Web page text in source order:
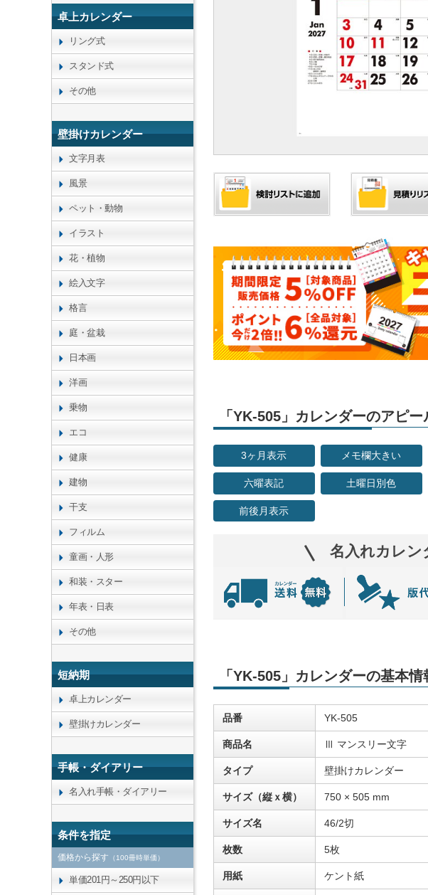
「YK-505」カレンダーのアピー
3ヶ月表示 メモ欄大きい
六曜表記 土曜日別色
前後月表示
名入れカレン
「YK-505」カレンダーの基本情
品番 YK-505
商品名 Ⅲ マンスリー文字
タイプ 壁掛けカレンダー
サイズ（縦ｘ横） 750 × 505 mm
サイズ名 46/2切
枚数 5枚
用紙 ケント紙
卓上カレンダー
リング式
スタンド式
その他
壁掛けカレンダー
文字月表
風景
ペット・動物
イラスト
花・植物
絵入文字
格言
庭・盆栽
日本画
洋画
乗物
エコ
健康
建物
干支
フィルム
童画・人形
和装・スター
年表・日表
その他
短納期
卓上カレンダー
壁掛けカレンダー
手帳・ダイアリー
名入れ手帳・ダイアリー
条件を指定
価格から探す （100冊時単価）
単価201円～250円以下